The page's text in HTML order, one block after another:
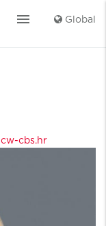
menu Global
cw-cbs.hr